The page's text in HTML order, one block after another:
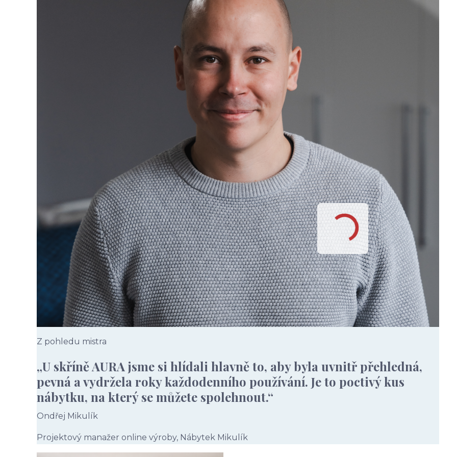
Z pohledu mistra
„U skříně AURA jsme si hlídali hlavně to, aby byla uvnitř přehledná,
pevná a vydržela roky každodenního používání. Je to poctivý kus
nábytku, na který se můžete spolehnout.“
Ondřej Mikulík
Projektový manažer online výroby, Nábytek Mikulík